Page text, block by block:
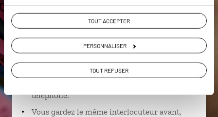
TOUT ACCEPTER
PERSONNALISER
TOUT REFUSER
Suivez vos envies et demandez conseils à nos
Ils sauront organiser votre itinéraire au plus
près de vos envies et de la réalité du pays.
Échangez en face à face ou depuis nos studios
téléphone.
Vous gardez le même interlocuteur avant,